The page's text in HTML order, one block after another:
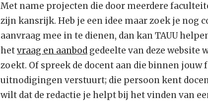
Met name projecten die door meerdere
zijn kansrijk. Heb je een idee maar zoek je nog
aanvraag mee in te dienen, dan kan TAUU
hetvraag en aanbod gedeelte van deze
zoekt. Of spreek de docent aan die binnen jouw
uitnodigingen verstuurt; die persoon kent
wilt dat de redactie je helpt bij het vinden van